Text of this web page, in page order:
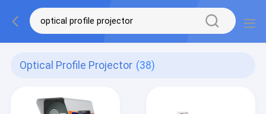
Optical Profile Projector (38)